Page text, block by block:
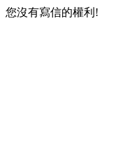
您沒有寫信的權利!